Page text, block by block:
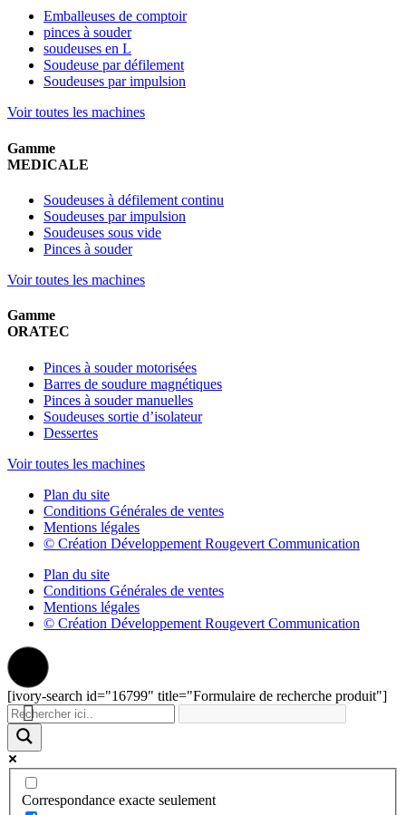
Emballeuses de comptoir
pinces à souder
soudeuses en L
Soudeuse par défilement
Soudeuses par impulsion
Voir toutes les machines
Gamme
MEDICALE
Soudeuses à défilement continu
Soudeuses par impulsion
Soudeuses sous vide
Pinces à souder
Voir toutes les machines
Gamme
ORATEC
Pinces à souder motorisées
Barres de soudure magnétiques
Pinces à souder manuelles
Soudeuses sortie d’isolateur
Dessertes
Voir toutes les machines
Plan du site
Conditions Générales de ventes
Mentions légales
© Création Développement Rougevert Communication
Plan du site
Conditions Générales de ventes
Mentions légales
© Création Développement Rougevert Communication
[ivory-search id="16799" title="Formulaire de recherche produit"]
Correspondance exacte seulement